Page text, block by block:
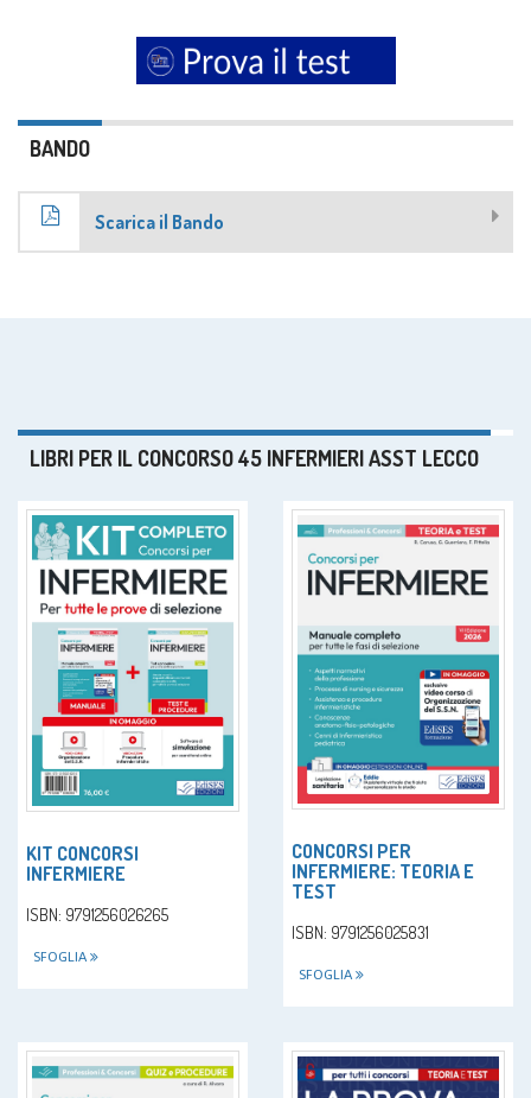
BANDO
Scarica il Bando
LIBRI PER IL CONCORSO 45 INFERMIERI ASST LECCO
KIT CONCORSI
INFERMIERE
ISBN: 9791256026265
SFOGLIA
CONCORSI PER
INFERMIERE: TEORIA E
TEST
ISBN: 9791256025831
SFOGLIA